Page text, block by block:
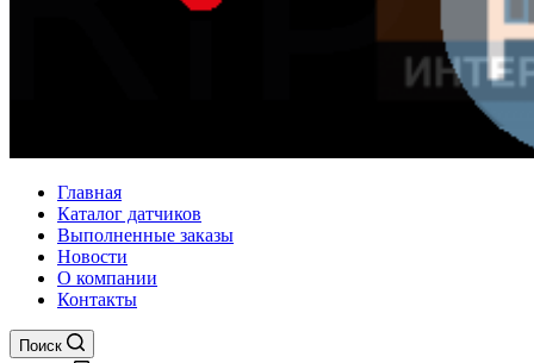
Главная
Каталог датчиков
Выполненные заказы
Новости
О компании
Контакты
Поиск